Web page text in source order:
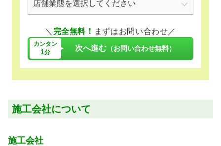
＼ 完全無料！ まずはお問い合わせ／
カンタン
1分 次へ進む （お問い合わせ無料）
施工会社について
施工会社